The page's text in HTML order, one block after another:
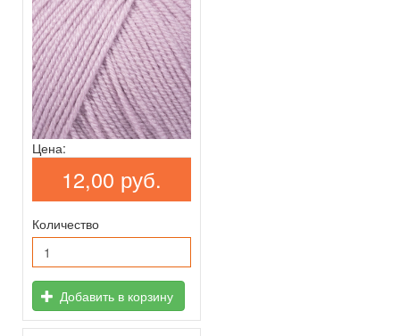
Цена:
12,00 руб.
Количество
Добавить в корзину